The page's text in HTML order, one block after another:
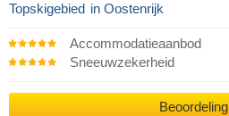
Topskigebied in Oostenrijk
Accommodatieaanbod
Sneeuwzekerheid
Beoordeling